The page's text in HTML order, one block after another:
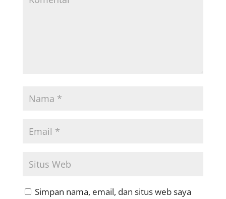
Simpan nama, email, dan situs web saya